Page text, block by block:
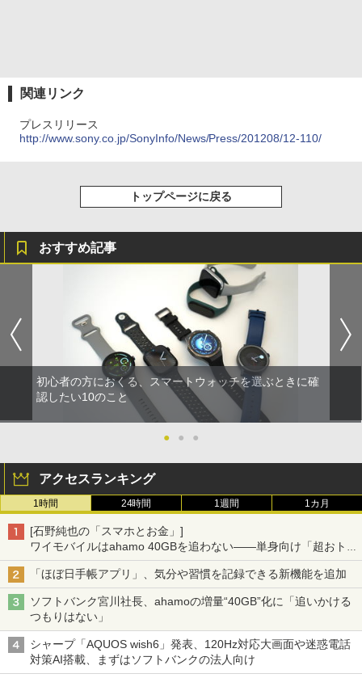
関連リンク
プレスリリース
http://www.sony.co.jp/SonyInfo/News/Press/201208/12-110/
トップページに戻る
おすすめ記事
初心者の方におくる、スマートウォッチを選ぶときに確
認したい10のこと
● ● ●
アクセスランキング
1時間 24時間 1週間 1カ月
[石野純也の「スマホとお金」]
ワイモバイルはahamo 40GBを追わない――単身向け「超おトク
割」の安さと1年限定の注意点
「ほぼ日手帳アプリ」、気分や習慣を記録できる新機能を追加
ソフトバンク宮川社長、ahamoの増量“40GB”化に「追いかける
つもりはない」
シャープ「AQUOS wish6」発表、120Hz対応大画面や迷惑電話
対策AI搭載、まずはソフトバンクの法人向け